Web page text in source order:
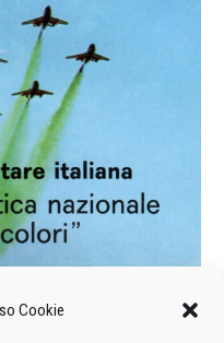
CookieTricolori